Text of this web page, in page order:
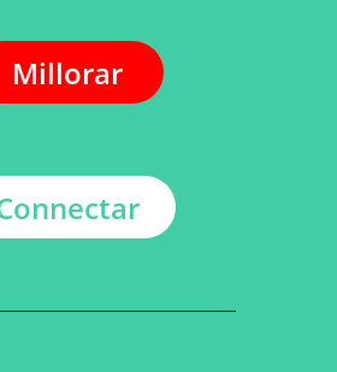
Millorar